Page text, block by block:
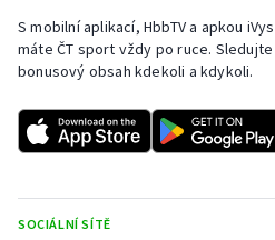
S mobilní aplikací, HbbTV a apkou
máte ČT sport vždy po ruce.
bonusový obsah kdekoli a kdykoli.
SOCIÁLNÍ SÍTĚ